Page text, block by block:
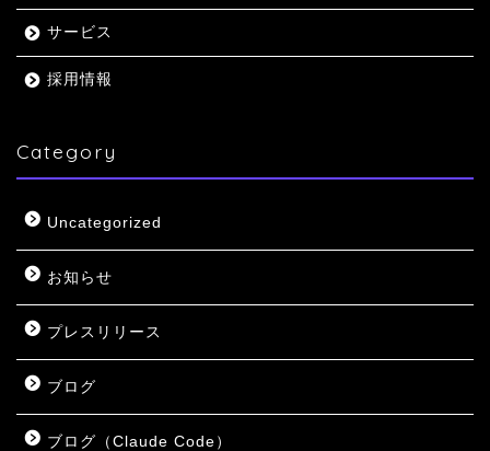
サービス
採用情報
Category
Uncategorized
お知らせ
プレスリリース
ブログ
ブログ（Claude Code）